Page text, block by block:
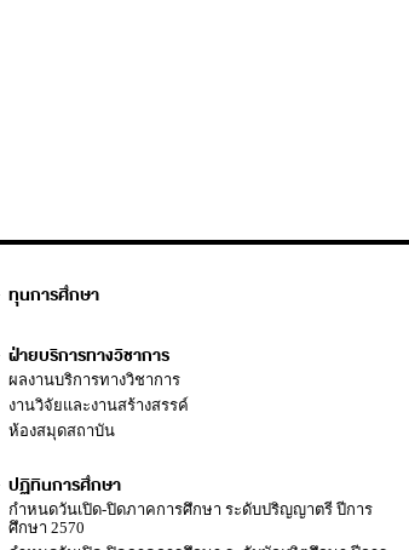
ทุนการศึกษา
ฝ่ายบริการทางวิชาการ
ผลงานบริการทางวิชาการ
งานวิจัยและงานสร้างสรรค์
ห้องสมุดสถาบัน
ปฏิทินการศึกษา
กำหนดวันเปิด-ปิดภาคการศึกษา ระดับปริญญาตรี ปีการ
ศึกษา 2570